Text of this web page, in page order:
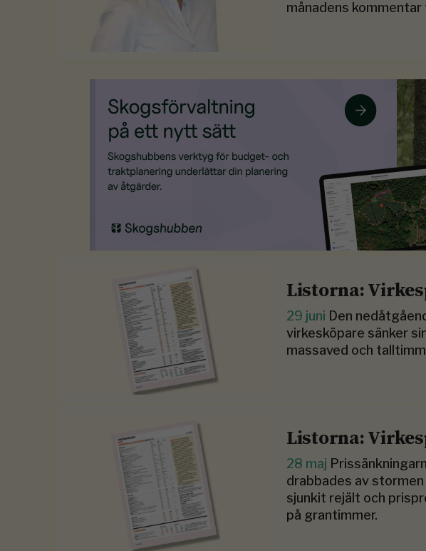
månadens
Listorna:
29 juni Den
virkesköpare sänker
massaved och
Listorna:
28 maj
drabbades av stormen
sjunkit rejält och
på grantimmer.